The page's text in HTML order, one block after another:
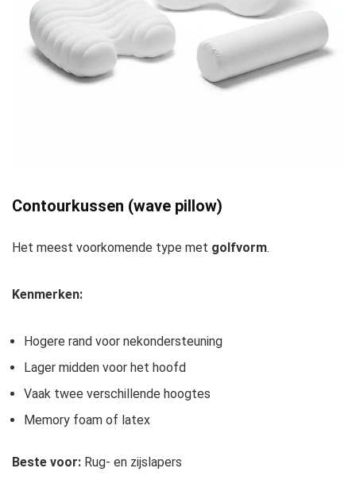
Contourkussen (wave pillow)
Het meest voorkomende type met golfvorm.
Kenmerken:
Hogere rand voor nekondersteuning
Lager midden voor het hoofd
Vaak twee verschillende hoogtes
Memory foam of latex
Beste voor: Rug- en zijslapers